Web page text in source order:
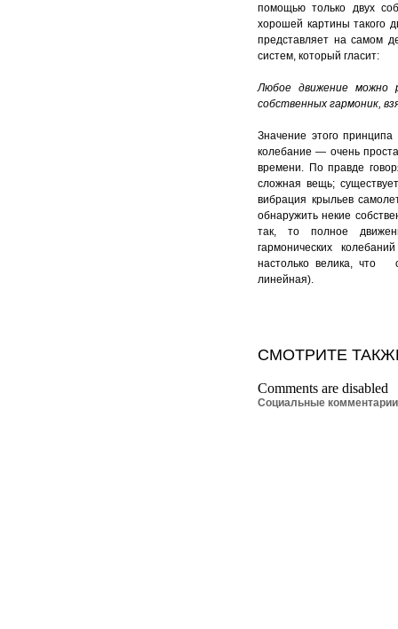
помощью только двух
хорошей картины такого
представляет на самом
систем, который гласит:
Любое движение можно
собственных гармоник,
Значение этого
колебание — очень
времени. По правде
сложная вещь;
вибрация крыльев
обнаружить некие
так, то полное
гармонических
настолько велика,
линейная).
СМОТРИТЕ
Comments are disabled
Социальные